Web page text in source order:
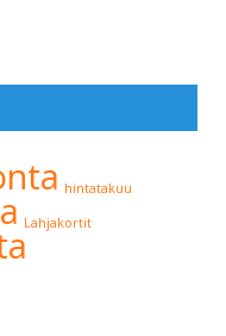
hintatakuu
Lahjakortit